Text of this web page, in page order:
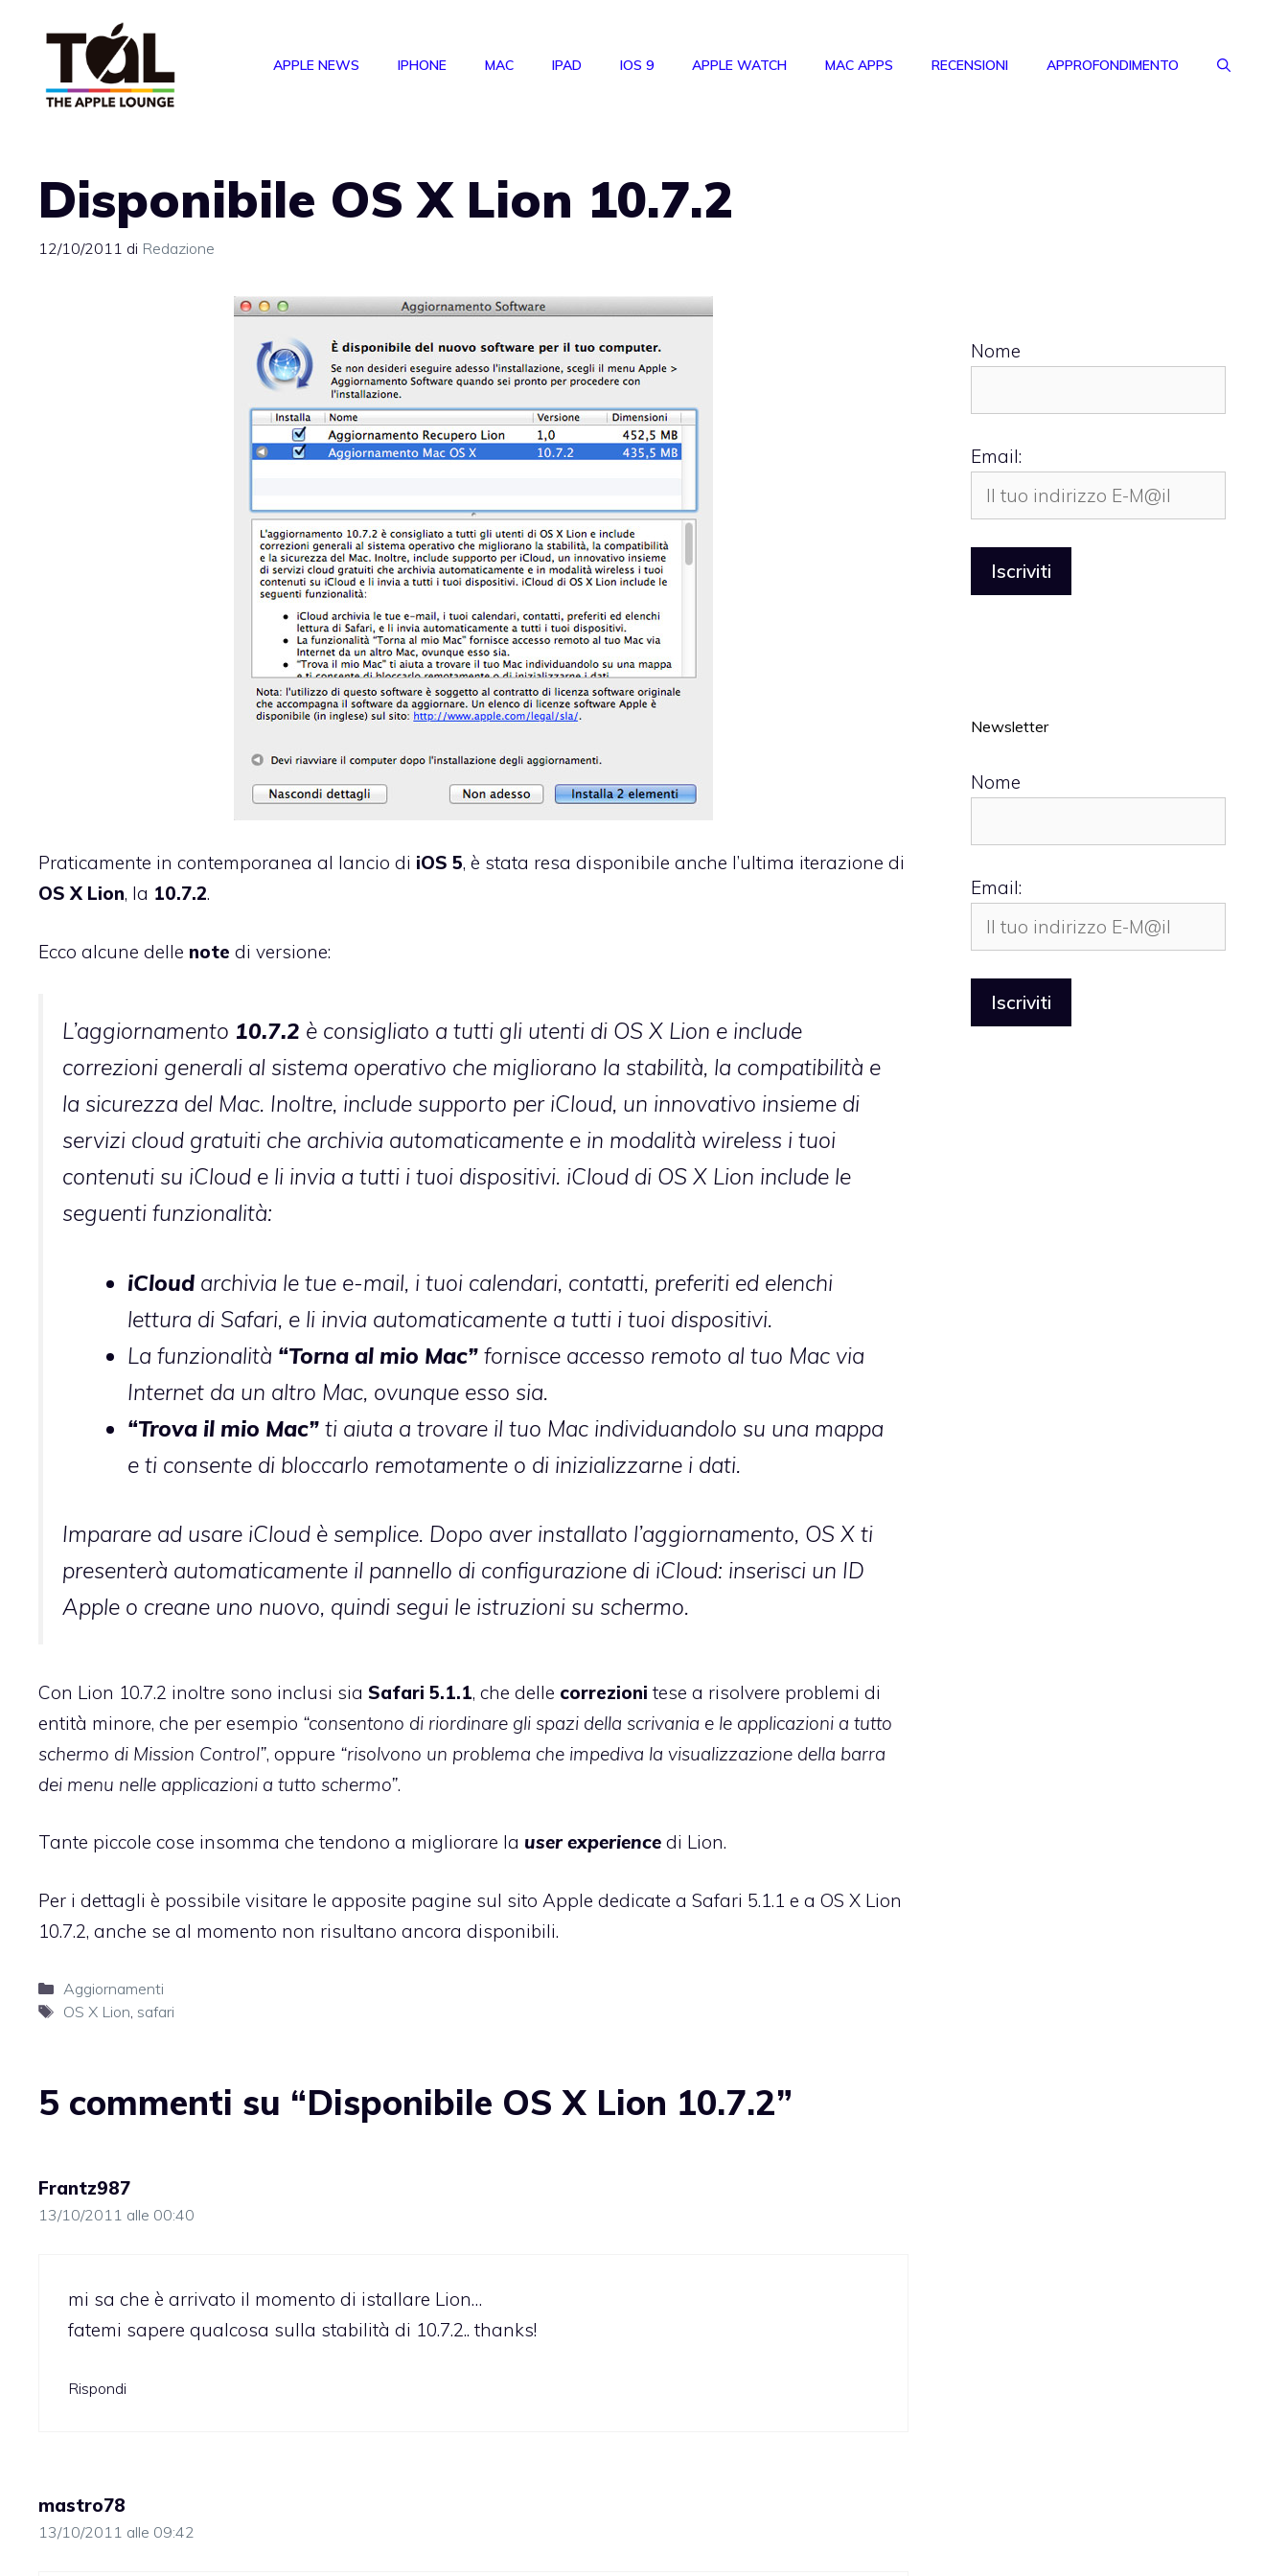
APPLE NEWS IPHONE MAC IPAD IOS 9 APPLE WATCH MAC APPS RECENSIONI APPROFONDIMENTO
Disponibile OS X Lion 10.7.2
12/10/2011 di Redazione
Praticamente in contemporanea al lancio di iOS 5, è stata resa disponibile anche l’ultima iterazione di
OS X Lion, la 10.7.2.
Ecco alcune delle note di versione:
L’aggiornamento 10.7.2 è consigliato a tutti gli utenti di OS X Lion e include
correzioni generali al sistema operativo che migliorano la stabilità, la compatibilità e
la sicurezza del Mac. Inoltre, include supporto per iCloud, un innovativo insieme di
servizi cloud gratuiti che archivia automaticamente e in modalità wireless i tuoi
contenuti su iCloud e li invia a tutti i tuoi dispositivi. iCloud di OS X Lion include le
seguenti funzionalità:
iCloud archivia le tue e-mail, i tuoi calendari, contatti, preferiti ed elenchi
lettura di Safari, e li invia automaticamente a tutti i tuoi dispositivi.
La funzionalità “Torna al mio Mac” fornisce accesso remoto al tuo Mac via
Internet da un altro Mac, ovunque esso sia.
“Trova il mio Mac” ti aiuta a trovare il tuo Mac individuandolo su una mappa
e ti consente di bloccarlo remotamente o di inizializzarne i dati.
Imparare ad usare iCloud è semplice. Dopo aver installato l’aggiornamento, OS X ti
presenterà automaticamente il pannello di configurazione di iCloud: inserisci un ID
Apple o creane uno nuovo, quindi segui le istruzioni su schermo.
Con Lion 10.7.2 inoltre sono inclusi sia Safari 5.1.1, che delle correzioni tese a risolvere problemi di
entità minore, che per esempio “consentono di riordinare gli spazi della scrivania e le applicazioni a tutto
schermo di Mission Control”, oppure “risolvono un problema che impediva la visualizzazione della barra
dei menu nelle applicazioni a tutto schermo”.
Tante piccole cose insomma che tendono a migliorare la user experience di Lion.
Per i dettagli è possibile visitare le apposite pagine sul sito Apple dedicate a Safari 5.1.1 e a OS X Lion
10.7.2, anche se al momento non risultano ancora disponibili.
Categorie
Aggiornamenti
Tag
OS X Lion, safari
5 commenti su “Disponibile OS X Lion 10.7.2”
Frantz987
13/10/2011 alle 00:40
mi sa che è arrivato il momento di istallare Lion…
fatemi sapere qualcosa sulla stabilità di 10.7.2.. thanks!
Rispondi
mastro78
13/10/2011 alle 09:42
Nome
Email:
Newsletter
Nome
Email: